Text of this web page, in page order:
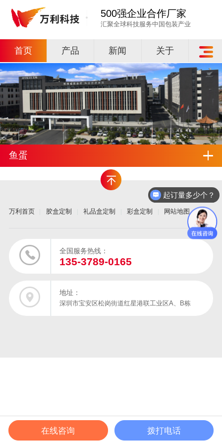
500强企业合作厂家
汇聚全球科技服务中国包装产业
首页 产品 新闻 关于
鱼蛋
万利首页 胶盒定制 礼品盒定制 彩盒定制 网站地图
全国服务热线：
135-3789-0165
地址：
深圳市宝安区松岗街道红星港联工业区A、B栋
在线电话 成功案例 解决方案
起订量多少个？
在线咨询 拨打电话